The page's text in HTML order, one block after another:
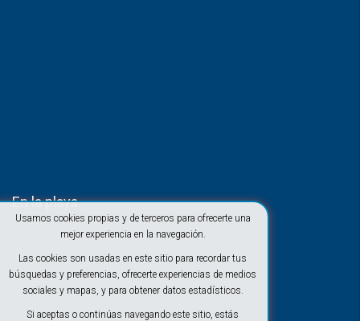
Usamos cookies propias y de terceros para ofrecerte una
mejor experiencia en la navegación.
Las cookies son usadas en este sitio para recordar tus
búsquedas y preferencias, ofrecerte experiencias de medios
sociales y mapas, y para obtener datos estadísticos.
Si aceptas o continúas navegando este sitio, estás
En la playa